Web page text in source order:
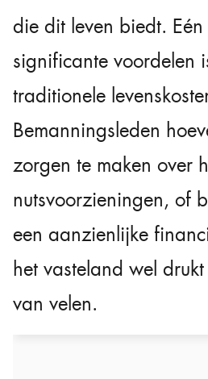
die dit leven biedt.
significante voordelen
traditionele
Bemanningsleden
zorgen te maken over
nutsvoorzieningen, of
een aanzienlijke
het vasteland wel
van velen.